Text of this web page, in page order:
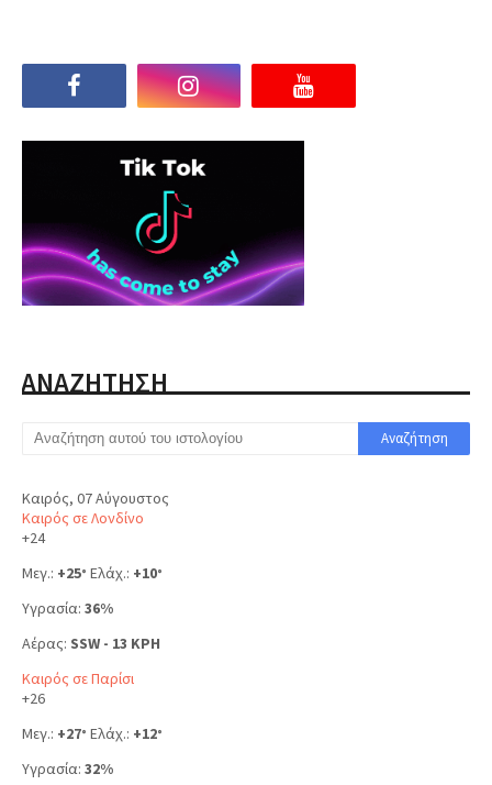
ΑΝΑΖΗΤΗΣΗ
Καιρός, 07 Αύγουστος
Καιρός σε Λονδίνο
+24
Μεγ.: +25° Ελάχ.: +10°
Υγρασία: 36%
Αέρας: SSW - 13 KPH
Καιρός σε Παρίσι
+26
Μεγ.: +27° Ελάχ.: +12°
Υγρασία: 32%